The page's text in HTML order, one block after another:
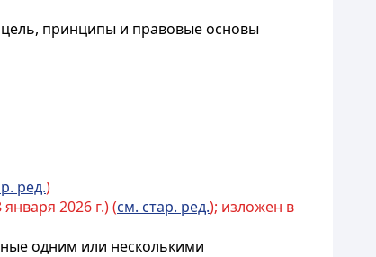
принципы и правовые основы
ред.)
2026 г.) (см. стар. ред.); изложен в
одним или несколькими